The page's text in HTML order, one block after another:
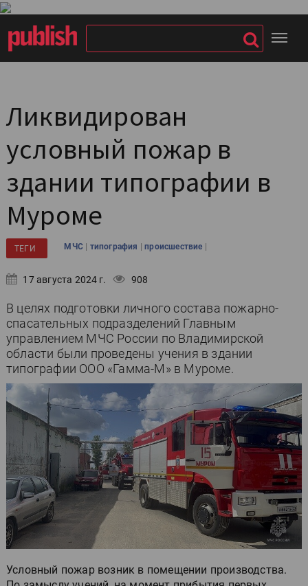
Ликвидирован
условный пожар в
здании типографии в
Муроме
ТЕГИ МЧС | типография |происшествие |
17 августа 2024 г. 908
В целях подготовки личного состава пожарно-
спасательных подразделений Главным
управлением МЧС России по Владимирской
области были проведены учения в здании
типографии ООО «Гамма-М» в Муроме.
Условный пожар возник в помещении производства.